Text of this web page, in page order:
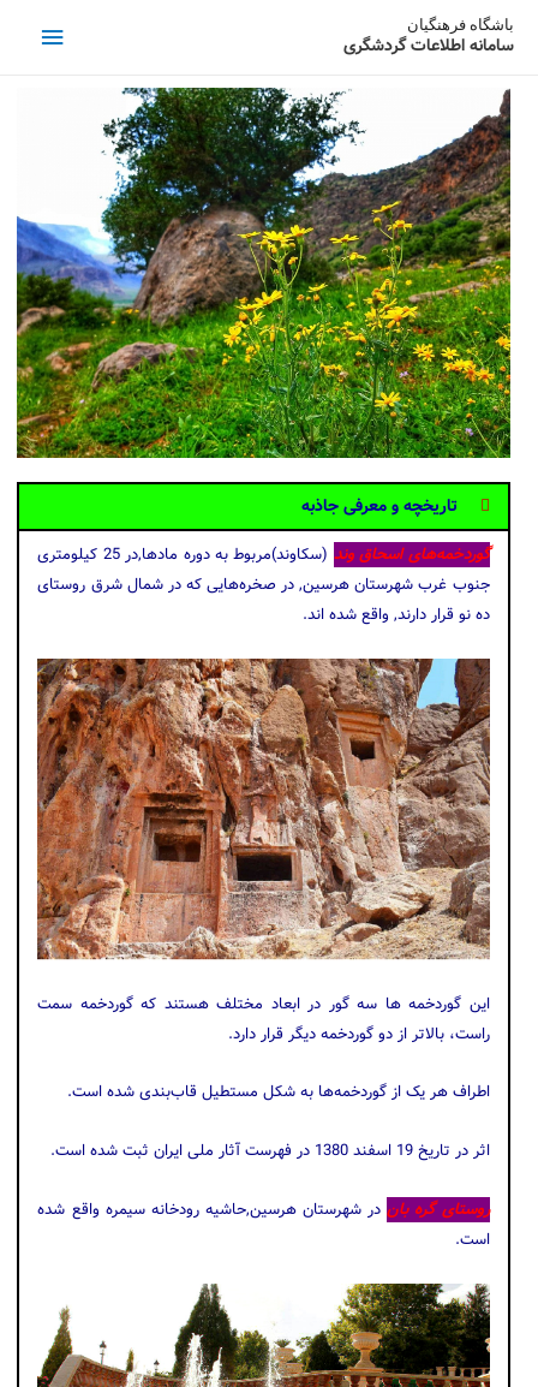
باشگاه فرهنگیان
سامانه اطلاعات گردشگری
تاریخچه و معرفی جاذبه
گوردخمه‌های اسحاق وند
(سکاوند)مربوط به دوره مادها,در 25 کیلومتری
جنوب غرب شهرستان هرسین, در صخره‌هایی که در شمال شرق روستای
ده نو قرار دارند, واقع شده اند.
این گوردخمه ها سه گور در ابعاد مختلف هستند که گوردخمه سمت
راست، بالاتر از دو گوردخمه دیگر قرار دارد.
اطراف هر یک از گوردخمه‌‌ها به شکل مستطیل قاب‌‌بندی شده‌ است.
اثر در تاریخ 19 اسفند 1380 در فهرست آثار ملی ایران ثبت شده است.
روستای گره باندر شهرستان هرسین,حاشیه رودخانه سیمره واقع شده
است.